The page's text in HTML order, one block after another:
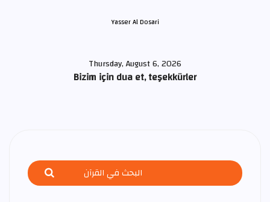
Yasser Al Dosari
Thursday, August 6, 2026
Bizim için dua et, teşekkürler